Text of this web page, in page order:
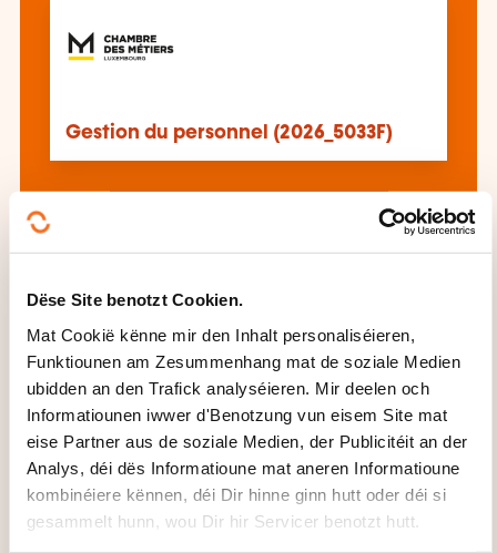
Dëse Site benotzt Cookien.
Mat Cookië kënne mir den Inhalt personaliséieren,
Funktiounen am Zesummenhang mat de soziale Medien
ubidden an den Trafick analyséieren. Mir deelen och
Informatiounen iwwer d'Benotzung vun eisem Site mat
eise Partner aus de soziale Medien, der Publicitéit an der
Analys, déi dës Informatioune mat aneren Informatioune
kombinéiere kënnen, déi Dir hinne ginn hutt oder déi si
gesammelt hunn, wou Dir hir Servicer benotzt hutt.
Gestion du personnel (2026_5033F)
Dës aner Formatioune kéinten Iech och
interesséieren:
Aarbechtsvertrag
Aarbechtszäitgestaltung
Audit Ressources humaines
Betribsplanung
Aarbechtsplazen Kompetenzen
Betribswalen
Entloossung
Expatriatioun Impatriatioun
Féiere vu Gespréicher
Féiere vu
Mataarbechtergespréicher
Féiere vu
Recrutementsgespréicher